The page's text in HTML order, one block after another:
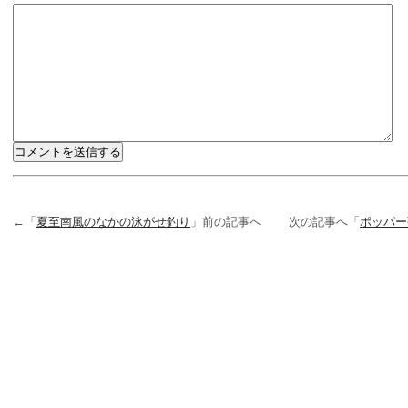
←「 夏至南風のなかの泳がせ釣り 」前の記事へ 次の記事へ「 ポッパ